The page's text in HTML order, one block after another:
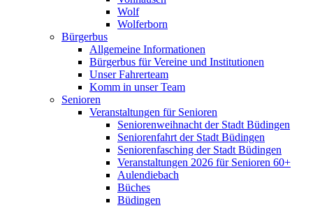
Wolf
Wolferborn
Bürgerbus
Allgemeine Informationen
Bürgerbus für Vereine und Institutionen
Unser Fahrerteam
Komm in unser Team
Senioren
Veranstaltungen für Senioren
Seniorenweihnacht der Stadt Büdingen
Seniorenfahrt der Stadt Büdingen
Seniorenfasching der Stadt Büdingen
Veranstaltungen 2026 für Senioren 60+
Aulendiebach
Büches
Büdingen